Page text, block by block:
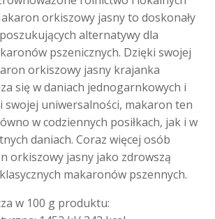
orkiszowy jasny to doskonały
alternatywy dla
pszenicznych. Dzięki swojej
orkiszowy jasny krajanka
się w daniach jednogarnkowych i
swojej uniwersalności, makaron ten
w codziennych posiłkach, jak i w
daniach. Coraz więcej osób
orkiszowy jasny jako zdrowszą
makaronów pszennych.
w 100 g produktu: